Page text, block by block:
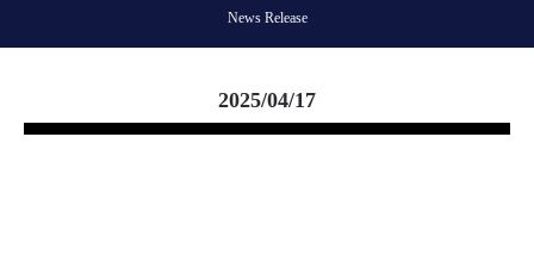
News Release
2025/04/17